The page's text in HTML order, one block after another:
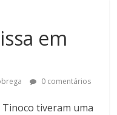
em
0 comentários
Tinoco tiveram uma